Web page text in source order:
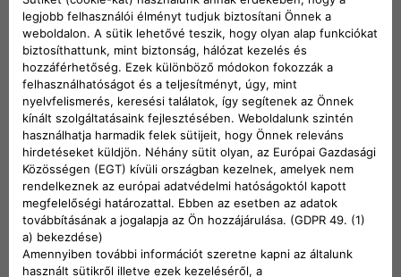
Utónév*
Vezetéknév*
Email*
Telefonszám*